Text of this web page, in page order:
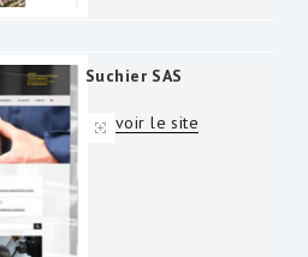
Suchier SAS
voir le site